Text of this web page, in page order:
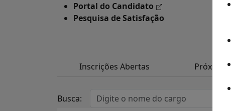
Portal do Candidato
Pesquisa de Satisfação
Inscrições Abertas Próximos
Busca: